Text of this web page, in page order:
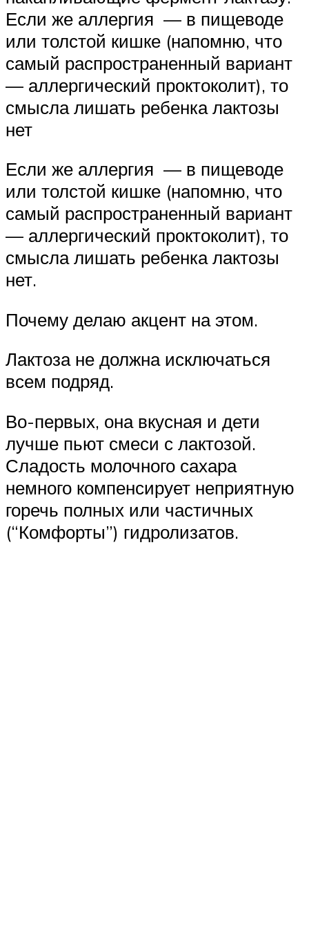
Если же аллергия — в пищеводе
или толстой кишке (напомню, что
самый распространенный вариант
— аллергический проктоколит), то
смысла лишать ребенка лактозы
нет
Если же аллергия — в пищеводе
или толстой кишке (напомню, что
самый распространенный вариант
— аллергический проктоколит), то
смысла лишать ребенка лактозы
нет.
Почему делаю акцент на этом.
Лактоза не должна исключаться
всем подряд.
Во-первых, она вкусная и дети
лучше пьют смеси с лактозой.
Сладость молочного сахара
немного компенсирует неприятную
горечь полных или частичных
(“Комфорты”) гидролизатов.